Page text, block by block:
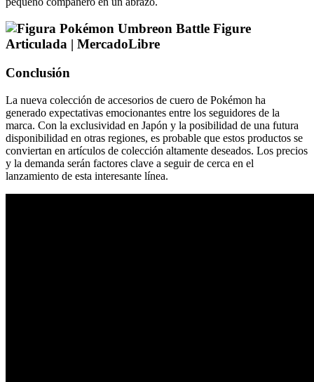
Conclusión
La nueva colección de accesorios de cuero de Pokémon ha
generado expectativas emocionantes entre los seguidores de la
marca. Con la exclusividad en Japón y la posibilidad de una futura
disponibilidad en otras regiones, es probable que estos productos se
conviertan en artículos de colección altamente deseados. Los precios
y la demanda serán factores clave a seguir de cerca en el
lanzamiento de esta interesante línea.